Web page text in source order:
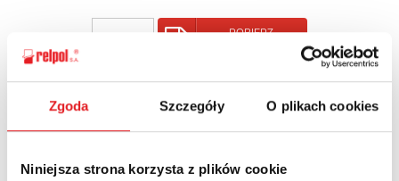
Zgoda Szczegóły O plikach cookies
Niniejsza strona korzysta z plików cookie
POBIERZ
POWRÓT